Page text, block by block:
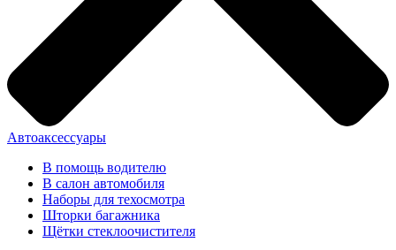
Автоаксессуары
В помощь водителю
В салон автомобиля
Наборы для техосмотра
Шторки багажника
Щётки стеклоочистителя